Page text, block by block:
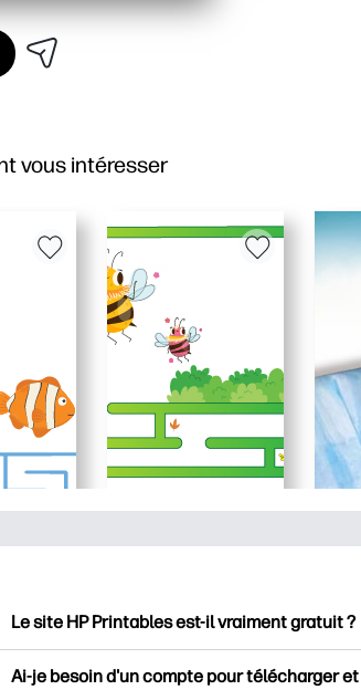
vous intéresser
Le site HP Printables est-il vraiment gratuit ?
Ai-je besoin d'un compte pour télécharger